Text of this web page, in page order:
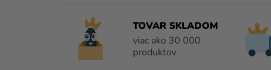
TOVAR SKLADOM
viac ako 30 000
produktov